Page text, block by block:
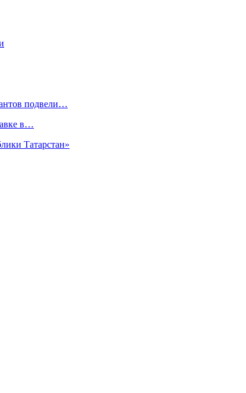
подвели…
в…
Татарстан»